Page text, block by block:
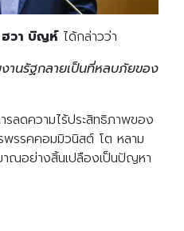
ฮวา บิญห์ได้กล่าวว่า
งานรัฐกลายเป็นที่หลบภัยของ
ลดความไร้ประสิทธิภาพของ
พรรคคอมมิวนิสต์ โต หลาม
าณอย่างสิ้นเปลืองเป็นปัญหา